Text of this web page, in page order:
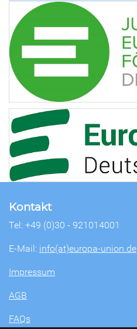
Kontakt
Tel: +49 (0)30 - 921014001
E-Mail: info(at)europa-union.de
Impressum
AGB
FAQs